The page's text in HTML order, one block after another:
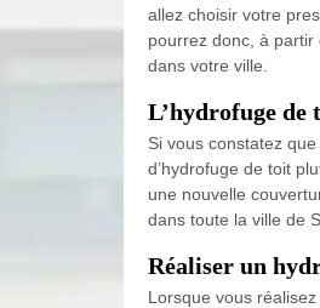
allez choisir votre
pourrez donc, à
dans votre ville.
L’hydrofuge
Si vous constatez
d’hydrofuge de toit
une nouvelle
dans toute la ville de
Réaliser un
Lorsque vous